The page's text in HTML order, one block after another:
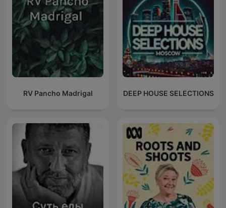
RV Pancho Madrigal DEEP HOUSE SELECTIONS